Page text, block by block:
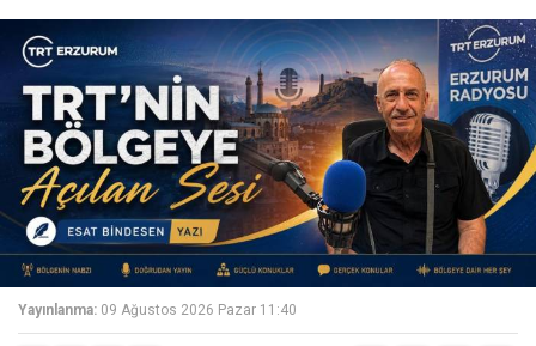
Yayınlanma: 09 Ağustos 2026 Pazar 11:40